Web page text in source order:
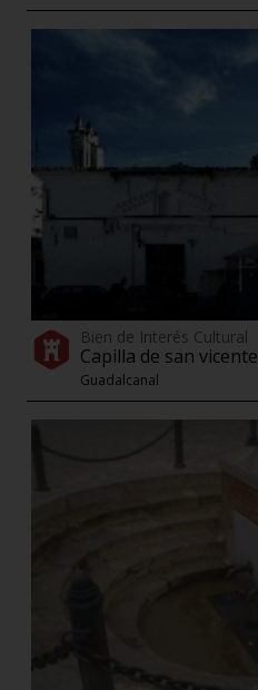
Bien de Interés Cultural
Capilla de san vicente
Guadalcanal